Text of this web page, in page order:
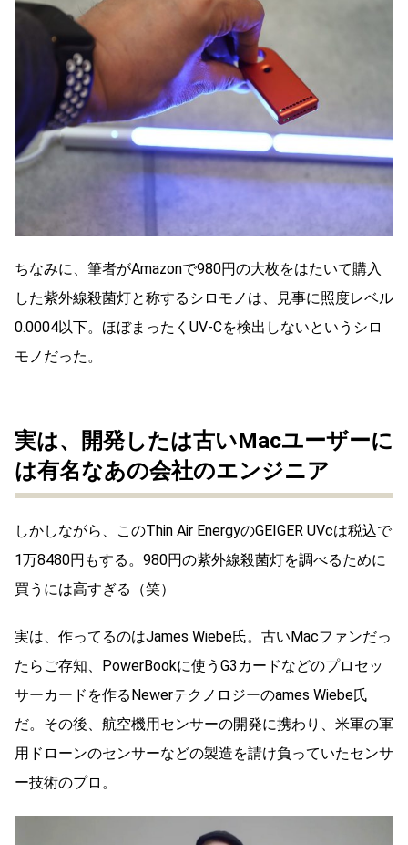
ちなみに、筆者がAmazonで980円の大枚をはたいて購入
した紫外線殺菌灯と称するシロモノは、見事に照度レベル
0.0004以下。ほぼまったくUV-Cを検出しないというシロ
モノだった。
実は、開発したは古いMacユーザーに
は有名なあの会社のエンジニア
しかしながら、このThin Air EnergyのGEIGER UVcは税込で
1万8480円もする。980円の紫外線殺菌灯を調べるために
買うには高すぎる（笑）
実は、作ってるのはJames Wiebe氏。古いMacファンだっ
たらご存知、PowerBookに使うG3カードなどのプロセッ
サーカードを作るNewerテクノロジーのames Wiebe氏
だ。その後、航空機用センサーの開発に携わり、米軍の軍
用ドローンのセンサーなどの製造を請け負っていたセンサ
ー技術のプロ。